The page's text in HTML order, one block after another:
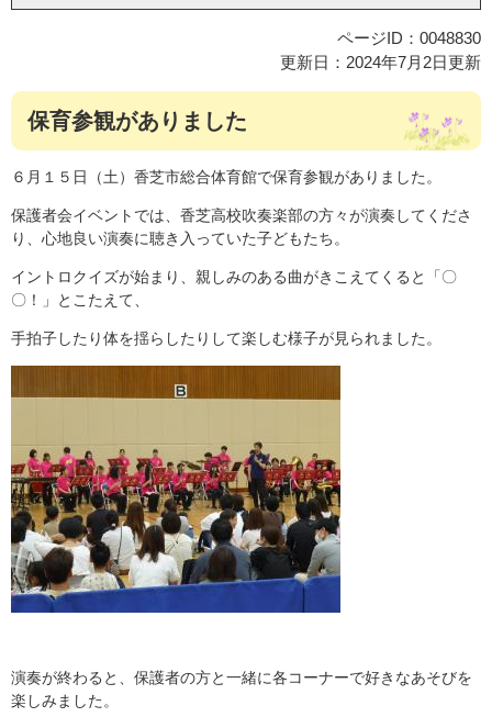
ページID：0048830
更新日：2024年7月2日更新
保育参観がありました
６月１５日（土）香芝市総合体育館で保育参観がありました。
保護者会イベントでは、香芝高校吹奏楽部の方々が演奏してくださ
り、心地良い演奏に聴き入っていた子どもたち。
イントロクイズが始まり、親しみのある曲がきこえてくると「〇
〇！」とこたえて、
手拍子したり体を揺らしたりして楽しむ様子が見られました。
演奏が終わると、保護者の方と一緒に各コーナーで好きなあそびを
楽しみました。